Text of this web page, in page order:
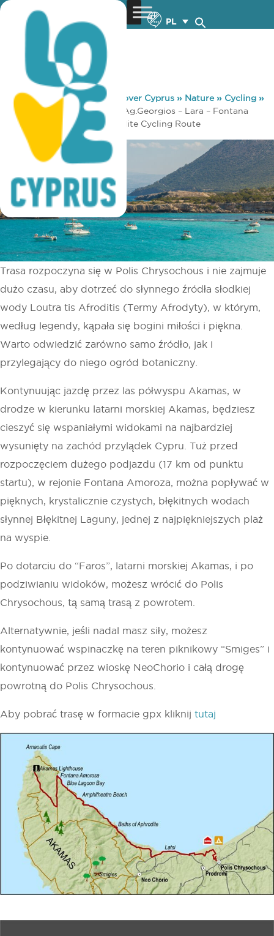
PL
You are here: Home »Discover Cyprus » Nature» Cycling »
Pafos 3 – Pafos (Paphos) – Ag.Georgios – Lara – Fontana
Amorosa – Baths of Aphrodite Cycling Route
Trasa rozpoczyna się w Polis Chrysochous i nie zajmuje
dużo czasu, aby dotrzeć do słynnego źródła słodkiej
wody Loutra tis Afroditis (Termy Afrodyty), w którym,
według legendy, kąpała się bogini miłości i piękna.
Warto odwiedzić zarówno samo źródło, jak i
przylegający do niego ogród botaniczny.
Kontynuując jazdę przez las półwyspu Akamas, w
drodze w kierunku latarni morskiej Akamas, będziesz
cieszyć się wspaniałymi widokami na najbardziej
wysunięty na zachód przylądek Cypru. Tuż przed
rozpoczęciem dużego podjazdu (17 km od punktu
startu), w rejonie Fontana Amoroza, można popływać w
pięknych, krystalicznie czystych, błękitnych wodach
słynnej Błękitnej Laguny, jednej z najpiękniejszych plaż
na wyspie.
Po dotarciu do “Faros”, latarni morskiej Akamas, i po
podziwianiu widoków, możesz wrócić do Polis
Chrysochous, tą samą trasą z powrotem.
Alternatywnie, jeśli nadal masz siły, możesz
kontynuować wspinaczkę na teren piknikowy “Smiges” i
kontynuować przez wioskę NeoChorio i całą drogę
powrotną do Polis Chrysochous.
Aby pobrać trasę w formacie gpx kliknij tutaj